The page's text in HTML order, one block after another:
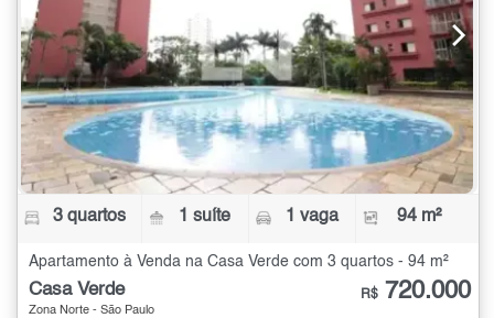
3 quartos 1 suíte 1 vaga 94 m²
Apartamento à Venda na Casa Verde com 3 quartos - 94 m²
Casa Verde
Zona Norte - São Paulo
R$ 720.000